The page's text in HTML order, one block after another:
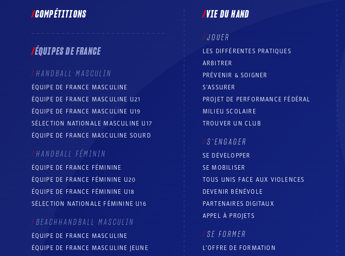
COMPÉTITIONS
ÉQUIPES DE FRANCE
HANDBALL MASCULIN
ÉQUIPE DE FRANCE MASCULINE
ÉQUIPE DE FRANCE MASCULINE U21
ÉQUIPE DE FRANCE MASCULINE U19
SÉLECTION NATIONALE MASCULINE U17
ÉQUIPE DE FRANCE MASCULINE SOURD
HANDBALL FÉMININ
ÉQUIPE DE FRANCE FÉMININE
ÉQUIPE DE FRANCE FÉMININE U20
ÉQUIPE DE FRANCE FÉMININE U18
SÉLECTION NATIONALE FÉMININE U16
BEACHHANDBALL MASCULIN
ÉQUIPE DE FRANCE MASCULINE
ÉQUIPE DE FRANCE MASCULINE JEUNE
VIE DU HAND
JOUER
LES DIFFÉRENTES PRATIQUES
ARBITRER
PRÉVENIR & SOIGNER
S’ASSURER
PROJET DE PERFORMANCE FÉDÉRAL
MILIEU SCOLAIRE
TROUVER UN CLUB
S’ENGAGER
SE DÉVELOPPER
SE MOBILISER
TOUS UNIS FACE AUX VIOLENCES
DEVENIR BÉNÉVOLE
PARTENAIRES DIGITAUX
APPEL À PROJETS
SE FORMER
L’OFFRE DE FORMATION